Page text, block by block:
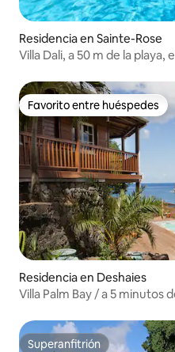
Residencia en Sainte-Rose
Villa Dali, a 50 m de la playa,
Favorito entre huéspedes
Favorito entre huéspedes
Residencia en Deshaies
Villa Palm Bay / a 5 minutos
Superanfitrión